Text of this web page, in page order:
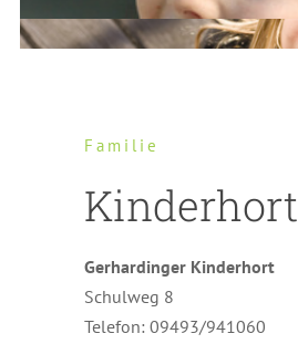
Familie
Kinderhort
Gerhardinger Kinderhort
Schulweg 8
Telefon: 09493/941060